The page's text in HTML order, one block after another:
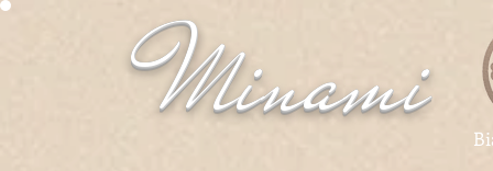
Minami